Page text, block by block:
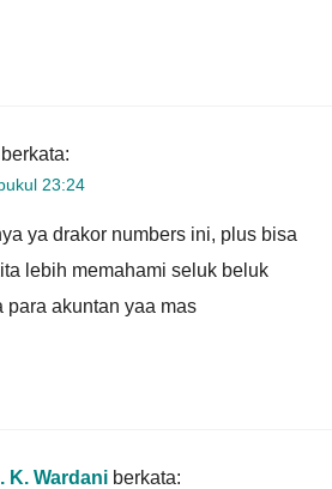
berkata:
23:24
ya drakor numbers ini, plus bisa
lebih memahami seluk beluk
para akuntan yaa mas
K. Wardani berkata: